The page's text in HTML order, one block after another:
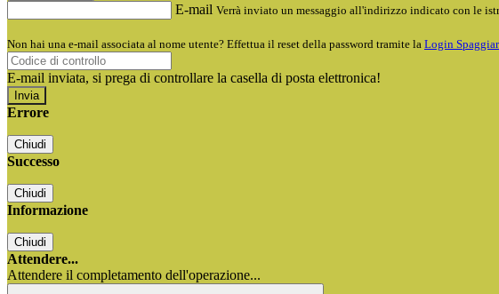
E-mail Verrà inviato un messaggio all'indirizzo indicato con le
Non hai una e-mail associata al nome utente? Effettua il reset della password tramite la Login
E-mail inviata, si prega di controllare la casella di posta elettronica!
Errore
Chiudi
Successo
Chiudi
Informazione
Chiudi
Attendere...
Attendere il completamento dell'operazione...